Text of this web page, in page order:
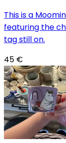
This is a
featuring the
tag still on.
45 €